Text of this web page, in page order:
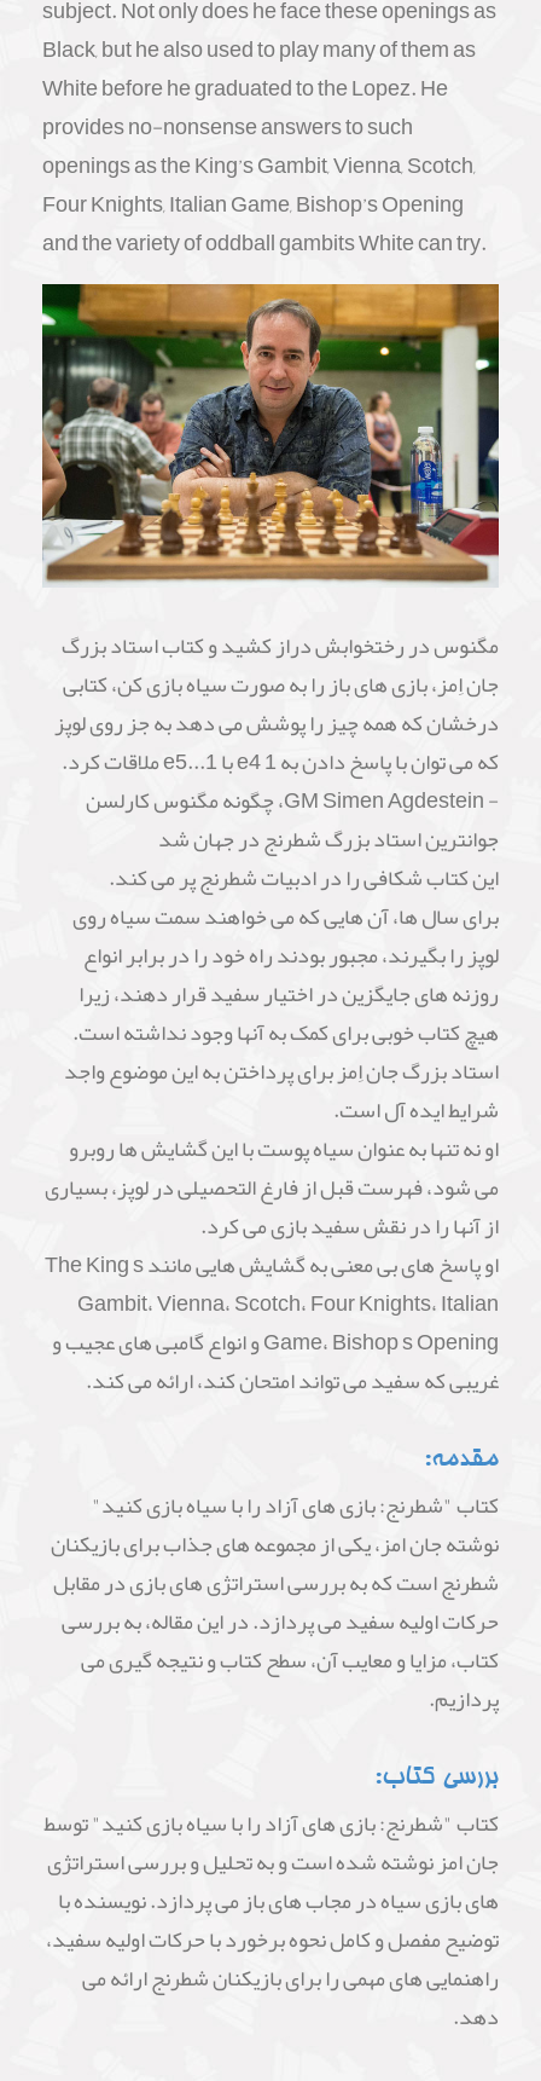
subject. Not only does he face these openings as
Black, but he also used to play many of them as
White before he graduated to the Lopez. He
provides no-nonsense answers to such
openings as the King’s Gambit, Vienna, Scotch,
Four Knights, Italian Game, Bishop’s Opening
and the variety of oddball gambits White can try.
مگنوس در رختخوابش دراز کشید و کتاب استاد بزرگ
جان اِمز، بازی های باز را به صورت سیاه بازی کن، کتابی
درخشان که همه چیز را پوشش می دهد به جز روی لوپز
که می توان با پاسخ دادن به 1 e4 با 1...e5 ملاقات کرد.
- GM Simen Agdestein، چگونه مگنوس کارلسن
جوانترین استاد بزرگ شطرنج در جهان شد
این کتاب شکافی را در ادبیات شطرنج پر می کند.
برای سال ها، آن هایی که می خواهند سمت سیاه روی
لوپز را بگیرند، مجبور بودند راه خود را در برابر انواع
روزنه های جایگزین در اختیار سفید قرار دهند، زیرا
هیچ کتاب خوبی برای کمک به آنها وجود نداشته است.
استاد بزرگ جان اِمز برای پرداختن به این موضوع واجد
شرایط ایده آل است.
او نه تنها به عنوان سیاه پوست با این گشایش ها روبرو
می شود، فهرست قبل از فارغ التحصیلی در لوپز، بسیاری
از آنها را در نقش سفید بازی می کرد.
او پاسخ های بی معنی به گشایش هایی مانند The King s
Gambit، Vienna، Scotch، Four Knights، Italian
Game، Bishop s Opening و انواع گامبی های عجیب و
غریبی که سفید می تواند امتحان کند، ارائه می کند.
مقدمه:
کتاب "شطرنج: بازی های آزاد را با سیاه بازی کنید"
نوشته جان امز، یکی از مجموعه های جذاب برای بازیکنان
شطرنج است که به بررسی استراتژی های بازی در مقابل
حرکات اولیه سفید می پردازد. در این مقاله، به بررسی
کتاب، مزایا و معایب آن، سطح کتاب و نتیجه گیری می
پردازیم.
بررسی کتاب:
کتاب "شطرنج: بازی های آزاد را با سیاه بازی کنید" توسط
جان امز نوشته شده است و به تحلیل و بررسی استراتژی
های بازی سیاه در مجاب های باز می پردازد. نویسنده با
توضیح مفصل و کامل نحوه برخورد با حرکات اولیه سفید،
راهنمایی های مهمی را برای بازیکنان شطرنج ارائه می
دهد.